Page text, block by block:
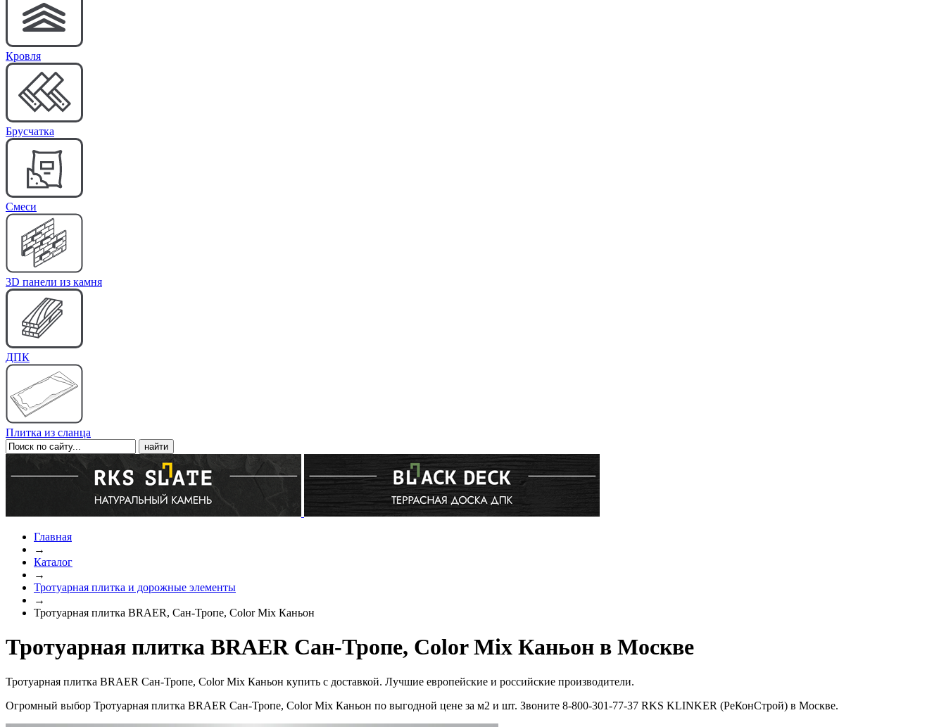
Кровля
Брусчатка
Cмеси
3D панели из камня
ДПК
Плитка из сланца
Главная
→
Каталог
→
Тротуарная плитка и дорожные элементы
→
Тротуарная плитка BRAER, Сан-Тропе, Color Mix Каньон
Тротуарная плитка BRAER Сан-Тропе, Color Mix Каньон в Москве
Тротуарная плитка BRAER Сан-Тропе, Color Mix Каньон купить с доставкой. Лучшие европейские и российские производители.
Огромный выбор Тротуарная плитка BRAER Сан-Тропе, Color Mix Каньон по выгодной цене за м2 и шт. Звоните 8-800-301-77-37 RKS KLINKER (РеКонСтрой) в Москве.